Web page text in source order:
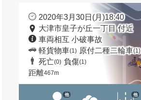
2020年3月30日(月)18:40
大津市皇子が丘一丁目 付近
車両相互 小破事故
軽貨物車(1) 原付二種二輪車(1)
死亡(0) 負傷(1)
距離467m
他 他